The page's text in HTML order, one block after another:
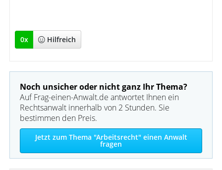
0x Hilfreich
Noch unsicher oder nicht ganz Ihr Thema?
Auf Frag-einen-Anwalt.de antwortet Ihnen ein
Rechtsanwalt innerhalb von 2 Stunden. Sie
bestimmen den Preis.
Jetzt zum Thema "Arbeitsrecht" einen Anwalt
fragen